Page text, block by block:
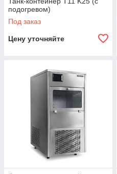
подогревом)
Под заказ
Цену уточняйте